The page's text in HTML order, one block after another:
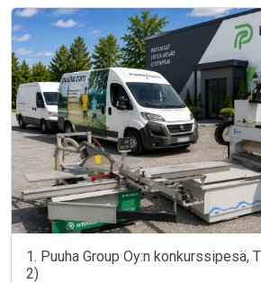
1. Puuha Group Oy:n konkurssipesä,
2)